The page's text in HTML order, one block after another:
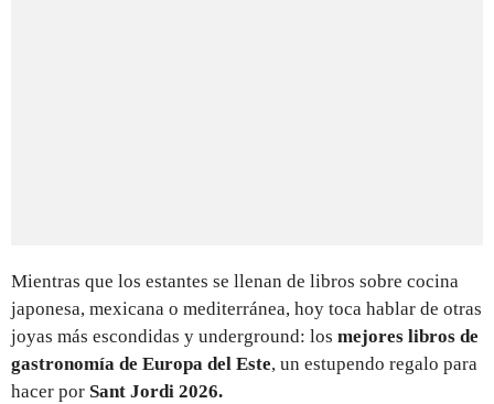
Mientras que los estantes se llenan de libros sobre cocina
japonesa, mexicana o mediterránea, hoy toca hablar de otras
joyas más escondidas y underground: los mejores libros de
gastronomía de Europa del Este, un estupendo regalo para
hacer por Sant Jordi 2026.